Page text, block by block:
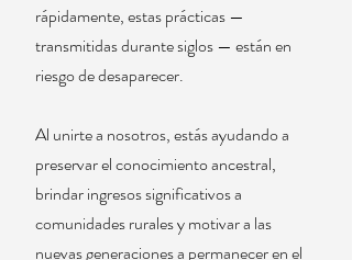
rápidamente, estas prácticas —
transmitidas durante siglos — están en
riesgo de desaparecer.
Al unirte a nosotros, estás ayudando a
preservar el conocimiento ancestral,
brindar ingresos significativos a
comunidades rurales y motivar a las
nuevas generaciones a permanecer en el